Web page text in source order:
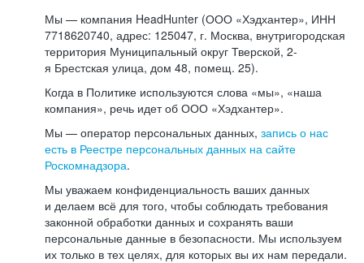
Мы — компания HeadHunter (ООО «Хэдхантер», ИНН
7718620740, адрес: 125047, г. Москва, внутригородская
территория Муниципальный округ Тверской, 2-
я Брестская улица, дом 48, помещ. 25).
Когда в Политике используются слова «мы», «наша
компания», речь идет об ООО «Хэдхантер».
Мы — оператор персональных данных, запись о нас
есть в Реестре персональных данных на сайте
Роскомнадзора.
Мы уважаем конфиденциальность ваших данных
и делаем всё для того, чтобы соблюдать требования
законной обработки данных и сохранять ваши
персональные данные в безопасности. Мы используем
их только в тех целях, для которых вы их нам передали.